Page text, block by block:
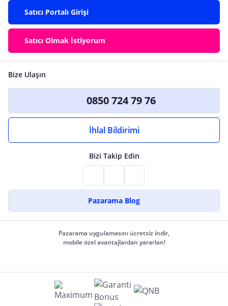
Satıcı Portalı Girişi
Satıcı Olmak İstiyorum
Bize Ulaşın
0850 724 79 76
İhlal Bildirimi
Bizi Takip Edin
Pazarama Blog
Pazarama uygulamasını ücretsiz indir,
mobile özel avantajlardan yararlan!